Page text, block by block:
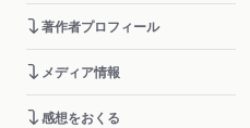
著作者プロフィール
メディア情報
感想をおくる